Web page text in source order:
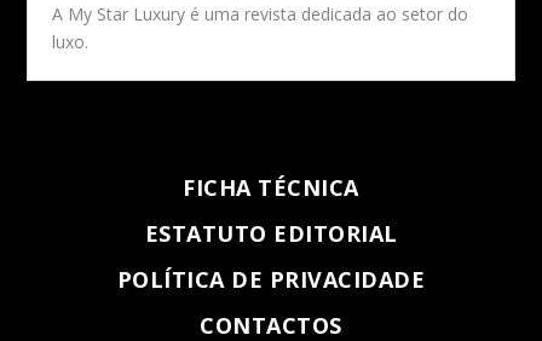
A My Star Luxury é uma revista dedicada ao setor do
luxo.
FICHA TÉCNICA
ESTATUTO EDITORIAL
POLÍTICA DE PRIVACIDADE
CONTACTOS